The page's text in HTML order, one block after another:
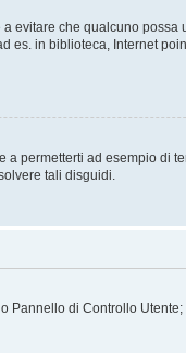
evitare che qualcuno possa
in biblioteca, Internet
permetterti ad esempio di
tali disguidi.
Pannello di Controllo